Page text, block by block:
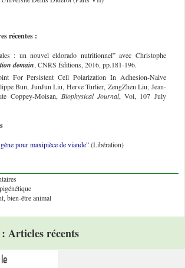
récentes :
: un nouvel eldorado nutritionnel” avec Christophe
demain, CNRS Éditions, 2016, pp.181-196.
For Persistent Cell Polarization In Adhesion-Naive
Bun, JunJun Liu, Herve Turlier, ZengZhen Liu, Jean-
Coppey-Moisan, Biophysical Journal, Vol, 107 July
pour maxipièce de viande”(Libération)
bien-être animal
Articles récents